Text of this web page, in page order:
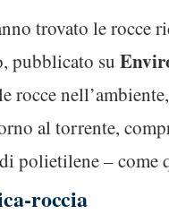
trovato le rocce
pubblicato su
rocce
al torrente,
polietilene –
roccia